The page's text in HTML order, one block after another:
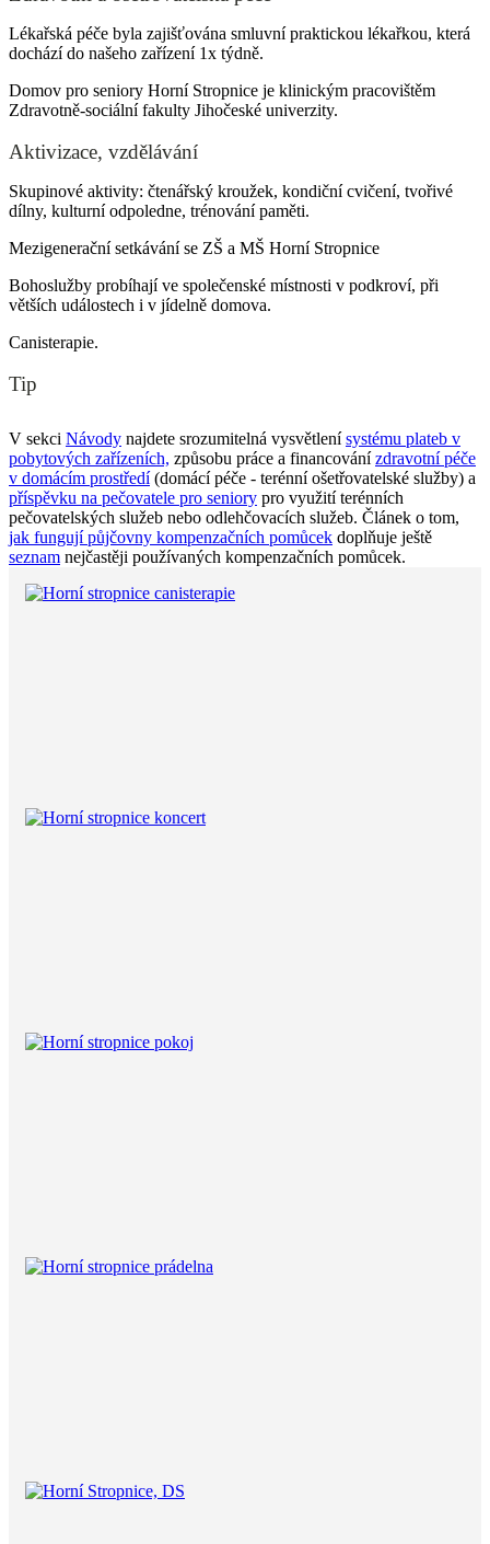
Lékařská péče byla zajišťována smluvní praktickou lékařkou, která
dochází do našeho zařízení 1x týdně.
Domov pro seniory Horní Stropnice je klinickým pracovištěm
Zdravotně-sociální fakulty Jihočeské univerzity.
Aktivizace, vzdělávání
Skupinové aktivity: čtenářský kroužek, kondiční cvičení, tvořivé
dílny, kulturní odpoledne, trénování paměti.
Mezigenerační setkávání se ZŠ a MŠ Horní Stropnice
Bohoslužby probíhají ve společenské místnosti v podkroví, při
větších událostech i v jídelně domova.
Canisterapie.
Tip
V sekci Návody najdete srozumitelná vysvětlenísystému plateb v
pobytových zařízeních, způsobu práce a financovánízdravotní péče
v domácím prostředí(domácí péče - terénní ošetřovatelské služby) a
příspěvku na pečovatele pro seniory pro využití terénních
pečovatelských služeb nebo odlehčovacích služeb. Článek o tom,
jak fungují půjčovny kompenzačních pomůcek doplňuje ještě
seznam nejčastěji používaných kompenzačních pomůcek.